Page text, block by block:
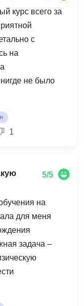
курс всего за
с
на
не было
и
79 долларов!
в
подобные
условия
Прежде
на этой
тщательно
периодах
1
5/5
на
для меня
задача –
часто бывает